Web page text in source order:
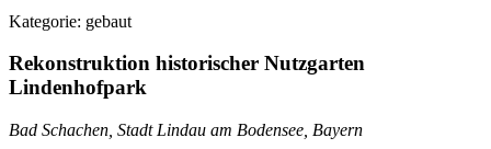
Kategorie: gebaut
Rekonstruktion historischer Nutzgarten
Lindenhofpark
Bad Schachen, Stadt Lindau am Bodensee, Bayern